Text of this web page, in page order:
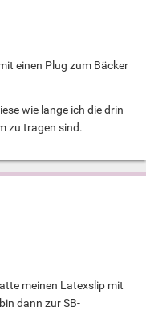
einen Plug zum Bäcker
wie lange ich die drin
zu tragen sind.
meinen Latexslip mit
dann zur SB-